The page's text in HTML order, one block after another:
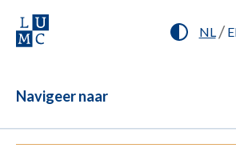
NL/
Navigeer naar